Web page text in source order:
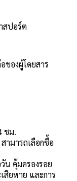
สปอร์ต
ของผู้โดยสาร
ชม.
ามารถเลือกซื้อ
น คุ้มครองรอย
สียหาย และการ